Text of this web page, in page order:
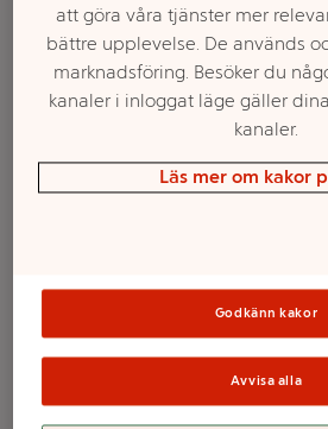
Godis
fruktkola
Haribo
Välj butik och
Sortimentet kan variera
att göra våra tjänster mer
bättre upplevelse. De används
marknadsföring. Besöker du
kanaler i inloggat läge gäller
kanaler.
Läs mer om kakor
Godkänn kakor
Avvisa alla